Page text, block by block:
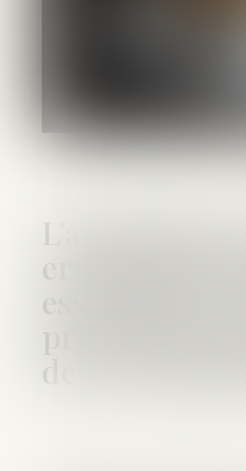
L’annulation
erreur sur les
essentielles
prescrit en
de la